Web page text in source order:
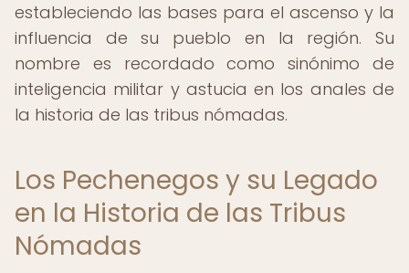
estableciendo las bases para el ascenso y la
influencia de su pueblo en la región. Su
nombre es recordado como sinónimo de
inteligencia militar y astucia en los anales de
la historia de las tribus nómadas.
Los Pechenegos y su Legado
en la Historia de las Tribus
Nómadas